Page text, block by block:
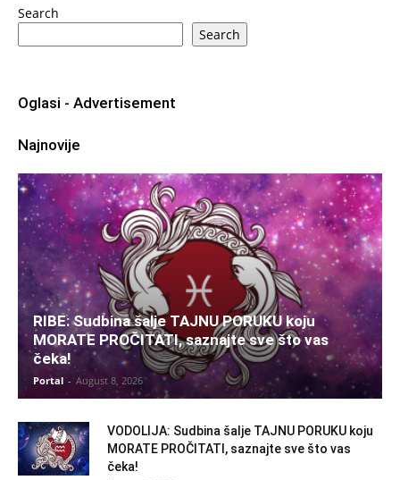
Search
Search
Oglasi - Advertisement
Najnovije
RIBE: Sudbina šalje TAJNU PORUKU koju
MORATE PROČITATI, saznajte sve što vas
čeka!
Portal - August 8, 2026
VODOLIJA: Sudbina šalje TAJNU PORUKU koju
MORATE PROČITATI, saznajte sve što vas
čeka!